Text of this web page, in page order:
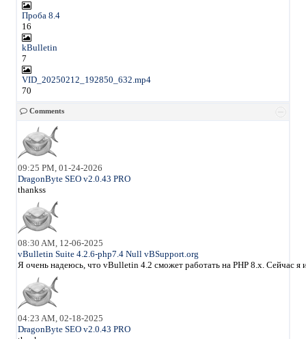
Проба 8.4
16
kBulletin
7
VID_20250212_192850_632.mp4
70
Comments
09:25 PM, 01-24-2026
DragonByte SEO v2.0.43 PRO
thankss
08:30 AM, 12-06-2025
vBulletin Suite 4.2.6-php7.4 Null vBSupport.org
Я очень надеюсь, что vBulletin 4.2 сможет работать на PHP 8.x. Сейчас
04:23 AM, 02-18-2025
DragonByte SEO v2.0.43 PRO